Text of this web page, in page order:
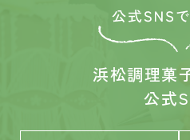
浜松調理菓
公式